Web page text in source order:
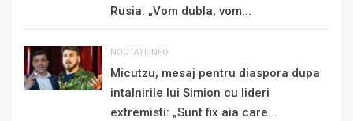
Rusia: „Vom dubla, vom...
NOUTATI.INFO
Micutzu, mesaj pentru diaspora dupa
intalnirile lui Simion cu lideri
extremisti: „Sunt fix aia care...